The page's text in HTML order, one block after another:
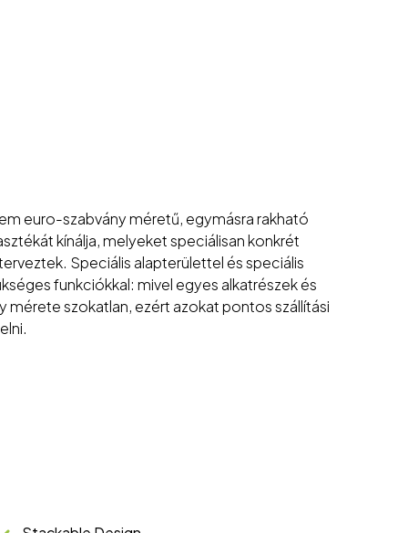
euro-szabvány méretű, egymásra rakható
kínálja, melyeket speciálisan konkrét
Speciális alapterülettel és speciális
funkciókkal: mivel egyes alkatrészek és
mérete szokatlan, ezért azokat pontos szállítási